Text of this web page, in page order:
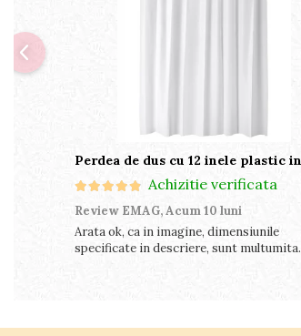
Achizitie verificata
Review EMAG,Acum 10 luni
Arata ok, ca in imagine, dimensiunile
specificate in descriere, sunt multumita.